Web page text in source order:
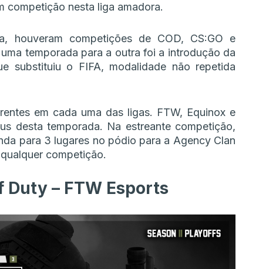
competição nesta liga amadora.
houveram competições de COD, CS:GO e
temporada para a outra foi a introdução da
substituiu o FIFA, modalidade não repetida
em cada uma das ligas. FTW, Equinox e
desta temporada. Na estreante competição,
para 3 lugares no pódio para a Agency Clan
competição.
– FTW Esports